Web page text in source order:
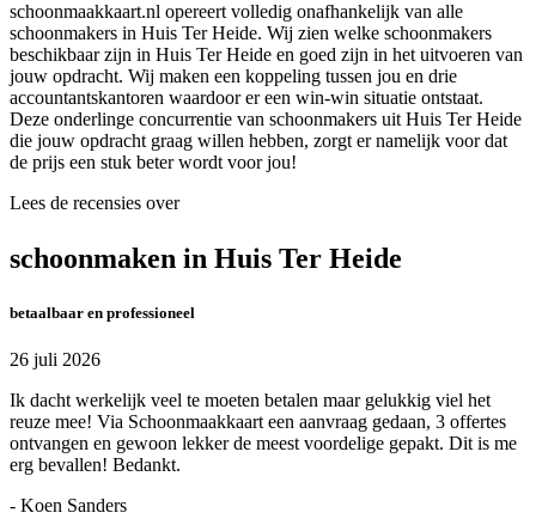
schoonmaakkaart.nl opereert volledig onafhankelijk van alle
schoonmakers in Huis Ter Heide. Wij zien welke schoonmakers
beschikbaar zijn in Huis Ter Heide en goed zijn in het uitvoeren van
jouw opdracht. Wij maken een koppeling tussen jou en drie
accountantskantoren waardoor er een win-win situatie ontstaat.
Deze onderlinge concurrentie van schoonmakers uit Huis Ter Heide
die jouw opdracht graag willen hebben, zorgt er namelijk voor dat
de prijs een stuk beter wordt voor jou!
Lees de recensies over
schoonmaken in Huis Ter Heide
betaalbaar en professioneel
26 juli 2026
Ik dacht werkelijk veel te moeten betalen maar gelukkig viel het
reuze mee! Via Schoonmaakkaart een aanvraag gedaan, 3 offertes
ontvangen en gewoon lekker de meest voordelige gepakt. Dit is me
erg bevallen! Bedankt.
- Koen Sanders